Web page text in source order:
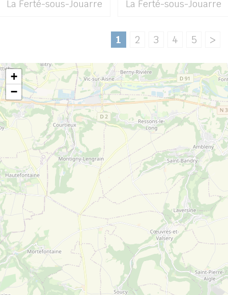
La Ferté-sous-Jouarre La Ferté-sous-Jouarre
1 2 3 4 5 >
+
−